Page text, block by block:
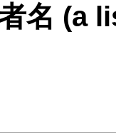
名 (a